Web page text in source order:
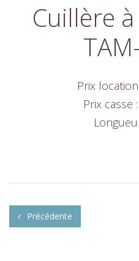
Cuillère
Prix location
Prix casse :
Précédente